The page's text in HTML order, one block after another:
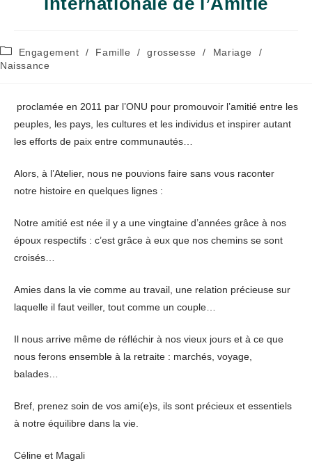
Post
category:
Engagement / Famille / grossesse / Mariage
/
Naissance
proclamée en 2011 par l’ONU pour promouvoir l’amitié entre les
peuples, les pays, les cultures et les individus et inspirer autant
les efforts de paix entre communautés…
Alors, à l’Atelier, nous ne pouvions faire sans vous raconter
notre histoire en quelques lignes :
Notre amitié est née il y a une vingtaine d’années grâce à nos
époux respectifs : c’est grâce à eux que nos chemins se sont
croisés…
Amies dans la vie comme au travail, une relation précieuse sur
laquelle il faut veiller, tout comme un couple…
Il nous arrive même de réfléchir à nos vieux jours et à ce que
nous ferons ensemble à la retraite : marchés, voyage,
balades…
Bref, prenez soin de vos ami(e)s, ils sont précieux et essentiels
à notre équilibre dans la vie.
Céline et Magali